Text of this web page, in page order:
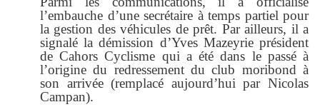
l’embauche d’une secrétaire à temps partiel pour
la gestion des véhicules de prêt. Par ailleurs, il a
signalé la démission d’Yves Mazeyrie président
de Cahors Cyclisme qui a été dans le passé à
l’origine du redressement du club moribond à
son arrivée (remplacé aujourd’hui par Nicolas
Campan).